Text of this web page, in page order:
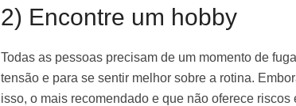
2) Encontre um hobby
Todas as pessoas precisam de um momento de
tensão e para se sentir melhor sobre a rotina.
isso, o mais recomendado e que não oferece riscos